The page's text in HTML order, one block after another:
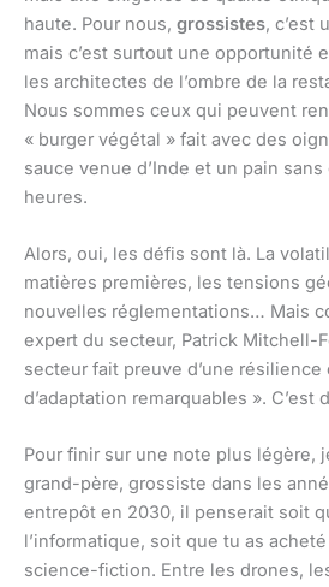
haute. Pour nous, grossistes, c’est
mais c’est surtout une opportunité
les architectes de l’ombre de la
Nous sommes ceux qui peuvent
« burger végétal » fait avec des
sauce venue d’Inde et un pain
heures.
Alors, oui, les défis sont là. La
matières premières, les tensions
nouvelles réglementations… Mais
expert du secteur, Patrick Mitchell-
secteur fait preuve d’une résilience
d’adaptation remarquables ». C’est
Pour finir sur une note plus légère,
grand-père, grossiste dans les
entrepôt en 2030, il penserait soit
l’informatique, soit que tu as
science-fiction. Entre les drones,